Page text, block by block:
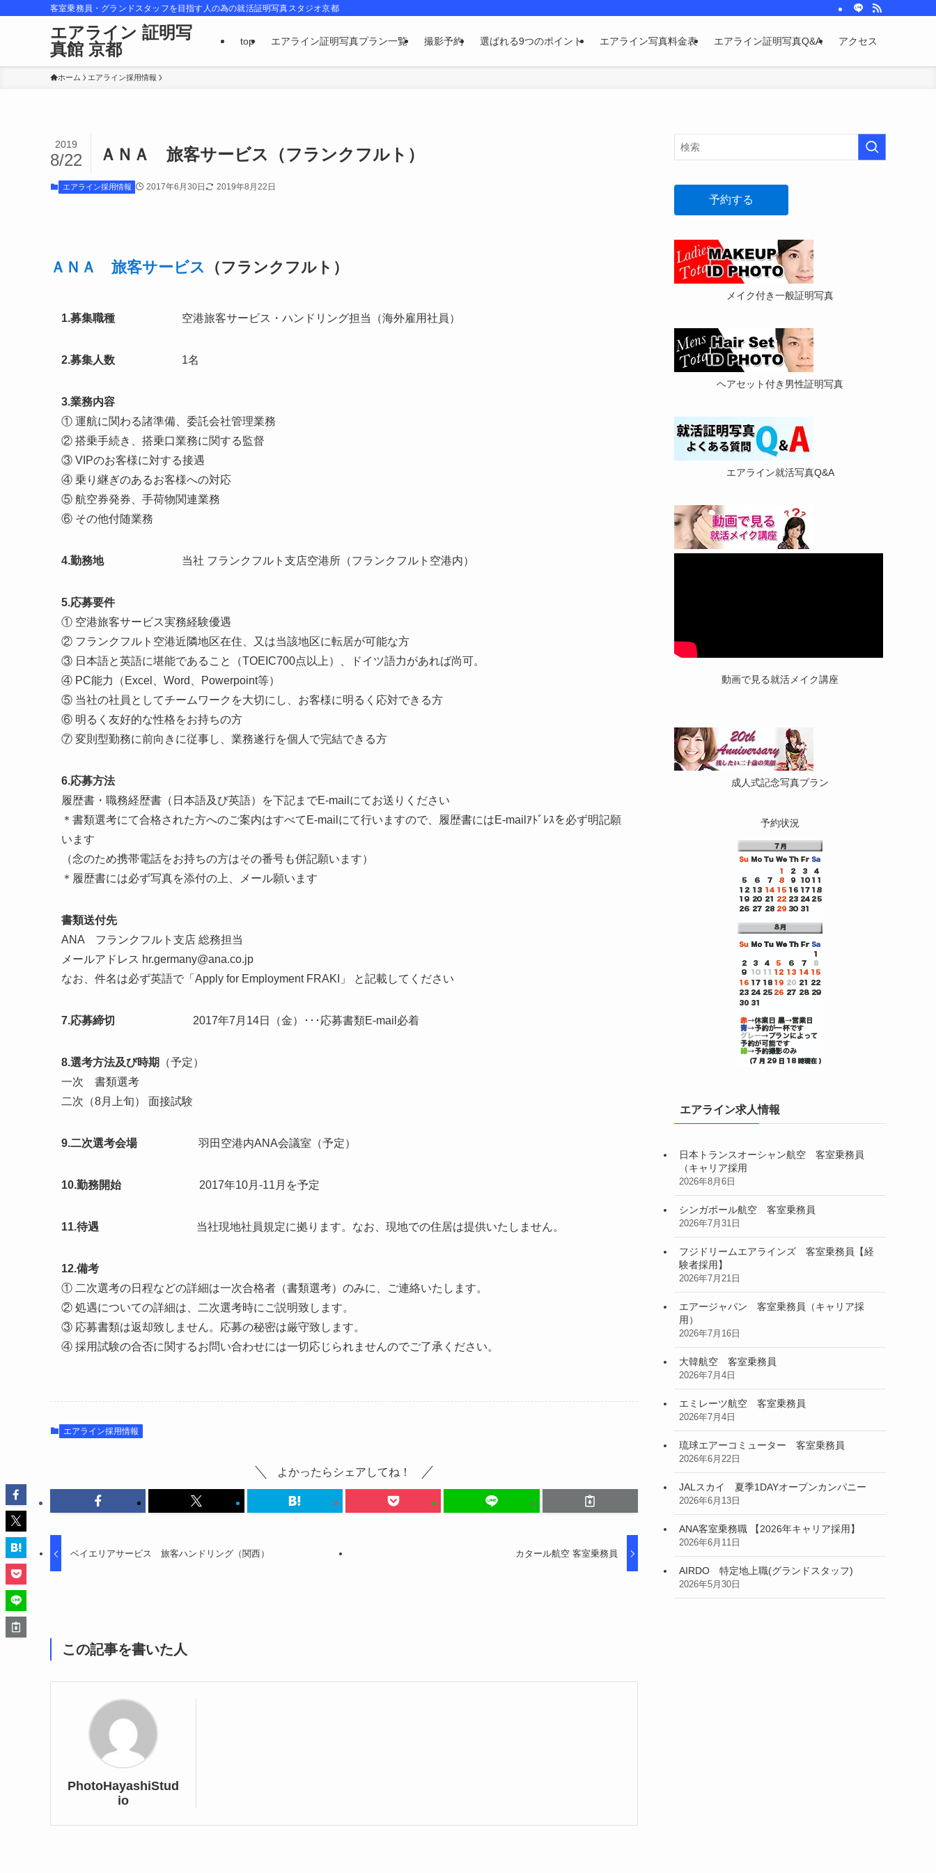
客室乗務員・グランドスタッフを目指す人の為の就活証明写真スタジオ京都
エアライン 証明写
真館 京都
top エアライン証明写真プラン一覧 撮影予約 選ばれる9つのポイント エアライン写真料金表 エアライン証明写真Q&A アクセス
ホーム エアライン採用情報
ＡＮＡ 旅客サービス（フランクフルト）
2019
8/22
エアライン採用情報 2017年6月30日 2019年8月22日
ＡＮＡ 旅客サービス （フランクフルト）
1.募集職種 空港旅客サービス・ハンドリング担当（海外雇用社員）
2.募集人数 1名
3.業務内容
① 運航に関わる諸準備、委託会社管理業務
② 搭乗手続き、搭乗口業務に関する監督
③ VIPのお客様に対する接遇
④ 乗り継ぎのあるお客様への対応
⑤ 航空券発券、手荷物関連業務
⑥ その他付随業務
4.勤務地 当社 フランクフルト支店空港所（フランクフルト空港内）
5.応募要件
① 空港旅客サービス実務経験優遇
② フランクフルト空港近隣地区在住、又は当該地区に転居が可能な方
③ 日本語と英語に堪能であること（TOEIC700点以上）、ドイツ語力があれば尚可。
④ PC能力（Excel、Word、Powerpoint等）
⑤ 当社の社員としてチームワークを大切にし、お客様に明るく応対できる方
⑥ 明るく友好的な性格をお持ちの方
⑦ 変則型勤務に前向きに従事し、業務遂行を個人で完結できる方
6.応募方法
履歴書・職務経歴書（日本語及び英語）を下記までE-mailにてお送りください
＊書類選考にて合格された方へのご案内はすべてE-mailにて行いますので、履歴書にはE-mailｱﾄﾞﾚｽを必ず明記願
います
（念のため携帯電話をお持ちの方はその番号も併記願います）
＊履歴書には必ず写真を添付の上、メール願います
書類送付先
ANA フランクフルト支店 総務担当
メールアドレス hr.germany@ana.co.jp
なお、件名は必ず英語で「Apply for Employment FRAKI」 と記載してください
7.応募締切 2017年7月14日（金）･･･応募書類E-mail必着
8.選考方法及び時期
（予定）
一次 書類選考
二次（8月上旬） 面接試験
9.二次選考会場 羽田空港内ANA会議室（予定）
10.勤務開始 2017年10月-11月を予定
11.待遇 当社現地社員規定に拠ります。なお、現地での住居は提供いたしません。
12.備考
① 二次選考の日程などの詳細は一次合格者（書類選考）のみに、ご連絡いたします。
② 処遇についての詳細は、二次選考時にご説明致します。
③ 応募書類は返却致しません。応募の秘密は厳守致します。
④ 採用試験の合否に関するお問い合わせには一切応じられませんのでご了承ください。
エアライン採用情報
よかったらシェアしてね！
ベイエリアサービス 旅客ハンドリング（関西） カタール航空 客室乗務員
この記事を書いた人
PhotoHayashiStud
io
予約する
メイク付き一般証明写真
ヘアセット付き男性証明写真
エアライン就活写真Q&A
動画で見る就活メイク講座
成人式記念写真プラン
予約状況
エアライン求人情報
日本トランスオーシャン航空 客室乗務員
（キャリア採用
2026年8月6日
シンガポール航空 客室乗務員
2026年7月31日
フジドリームエアラインズ 客室乗務員【経
験者採用】
2026年7月21日
エアージャパン 客室乗務員（キャリア採
用）
2026年7月16日
大韓航空 客室乗務員
2026年7月4日
エミレーツ航空 客室乗務員
2026年7月4日
琉球エアーコミューター 客室乗務員
2026年6月22日
JALスカイ 夏季1DAYオープンカンパニー
2026年6月13日
ANA客室乗務職 【2026年キャリア採用】
2026年6月11日
AIRDO 特定地上職(グランドスタッフ)
2026年5月30日